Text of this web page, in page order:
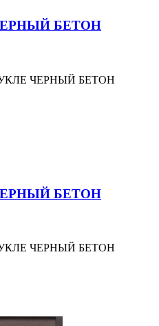
БЕТОН
ЧЕРНЫЙ БЕТОН
БЕТОН
ЧЕРНЫЙ БЕТОН